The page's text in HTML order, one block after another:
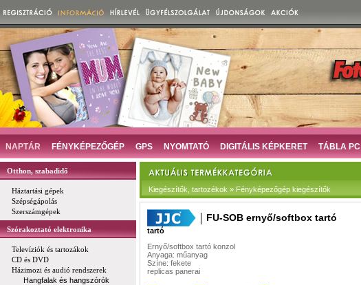
NAPTÁR FÉNYKÉPEZŐGÉP GPS NYOMTATÓ DIGITÁLIS KÉPKERET TÁBLA PC
Otthon, szabadidő
Háztartási gépek
Szépségápolás
Szerszámgépek
Szórakoztató elektronika
Televíziók és tartozákok
CD és DVD
Házimozi és audió rendszerek
Hangfalak és hangszórók
Kiegészítők, tartozékok » Fényképezőgép kiegészítők
FU-SOB ernyő/softbox tartó
tartó
Ernyő/softbox tartó konzol
Anyaga: műanyag
Színe: fekete
replicas panerai